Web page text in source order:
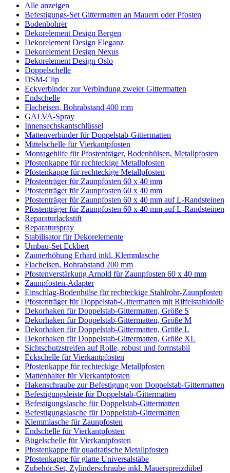
Alle anzeigen
Befestigungs-Set Gittermatten an Mauern oder Pfosten
Bodenbohrer
Dekorelement Design Bergen
Dekorelement Design Eleganz
Dekorelement Design Nexus
Dekorelement Design Oslo
Doppelschelle
DSM-Clip
Eckverbinder zur Verbindung zweier Gittermatten
Endschelle
Flacheisen, Bohrabstand 400 mm
GALVA-Spray
Innensechskantschlüssel
Mattenverbinder für Doppelstab-Gittermatten
Mittelschelle für Vierkantpfosten
Montagehilfe für Pfostenträger, Bodenhülsen, Metallpfosten
Pfostenkappe für rechteckige Metallpfosten
Pfostenkappe für rechteckige Metallpfosten
Pfostenträger für Zaunpfosten 60 x 40 mm
Pfostenträger für Zaunpfosten 60 x 40 mm
Pfostenträger für Zaunpfosten 60 x 40 mm auf L-Randsteinen
Pfostenträger für Zaunpfosten 60 x 40 mm auf L-Randsteinen
Reparaturlackstift
Reparaturspray
Stabilisator für Dekorelemente
Umbau-Set Eckbert
Zaunerhöhung Erhard inkl. Klemmlasche
Flacheisen, Bohrabstand 200 mm
Pfostenverstärkung Arnold für Zaunpfosten 60 x 40 mm
Zaunpfosten-Adapter
Einschlag-Bodenhülse für rechteckige Stahlrohr-Zaunpfosten
Pfostenträger für Doppelstab-Gittermatten mit Riffelstahldolle
Dekorhaken für Doppelstab-Gittermatten, Größe S
Dekorhaken für Doppelstab-Gittermatten, Größe M
Dekorhaken für Doppelstab-Gittermatten, Größe L
Dekorhaken für Doppelstab-Gittermatten, Größe XL
Sichtschutzstreifen auf Rolle, robust und formstabil
Eckschelle für Vierkantpfosten
Pfostenkappe für rechteckige Metallpfosten
Mattenhalter für Vierkantpfosten
Hakenschraube zur Befestigung von Doppelstab-Gittermatten
Befestigungsleiste für Doppelstab-Gittermatten
Befestigungslasche für Doppelstab-Gittermatten
Befestigungslasche für Doppelstab-Gittermatten
Klemmlasche für Zaunpfosten
Endschelle für Vierkantpfosten
Bügelschelle für Vierkantpfosten
Pfostenkappe für quadratische Metallpfosten
Pfostenkappe für glatte Universalstäbe
Zubehör-Set, Zylinderschraube inkl. Mauerspreizdübel